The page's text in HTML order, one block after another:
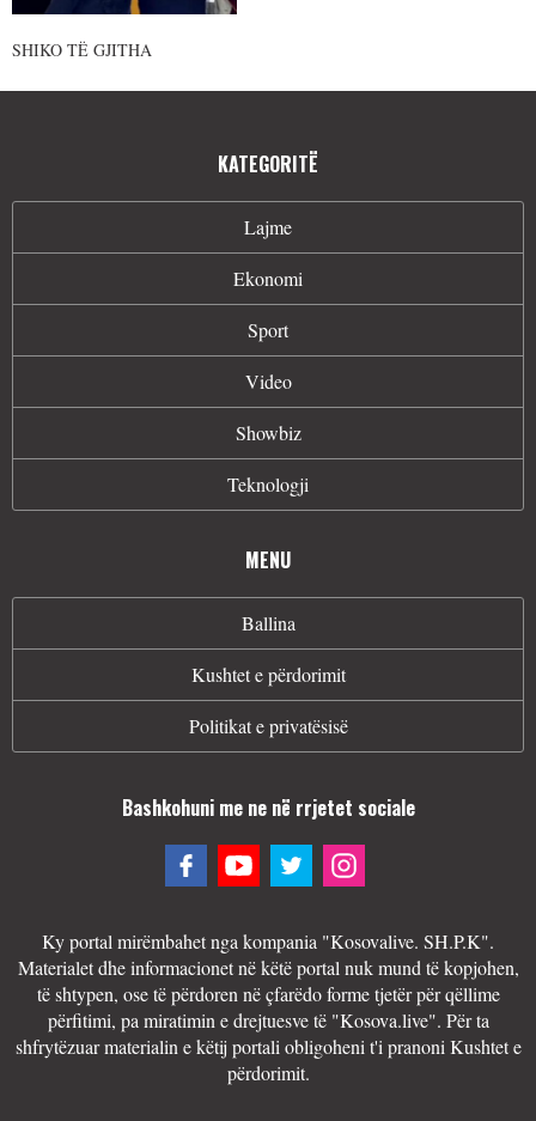
SHIKO TË GJITHA
KATEGORITË
Lajme
Ekonomi
Sport
Video
Showbiz
Teknologji
MENU
Ballina
Kushtet e përdorimit
Politikat e privatësisë
Bashkohuni me ne në rrjetet sociale
Ky portal mirëmbahet nga kompania "Kosovalive. SH.P.K".
Materialet dhe informacionet në këtë portal nuk mund të kopjohen,
të shtypen, ose të përdoren në çfarëdo forme tjetër për qëllime
përfitimi, pa miratimin e drejtuesve të "Kosova.live". Për ta
shfrytëzuar materialin e këtij portali obligoheni t'i pranoni Kushtet e
përdorimit.